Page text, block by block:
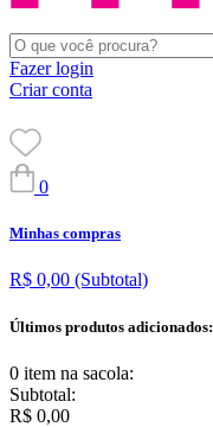
Fazer login
Criar conta
0
Minhas compras
R$ 0,00 (Subtotal)
Últimos produtos adicionados:
0 item na sacola:
Subtotal:
R$ 0,00